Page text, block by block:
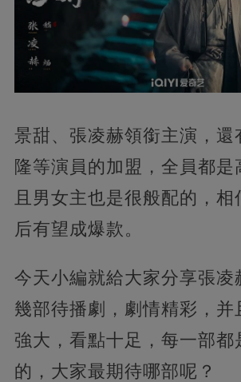
景甜、張凌赫領銜主演，還
隆等演員的加盟，全員都是
且男女主也是很般配的，相
后有望成爆款。
今天小編就給大家分享張凌
幾部待播劇，劇情精彩，并
強大，看點十足，每一部都
的，大家最期待哪部呢？